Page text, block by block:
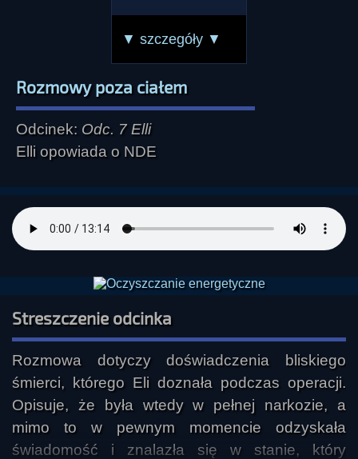
▼ szczegóły ▼
Rozmowy poza ciałem
Odcinek: Odc. 7 Elli
Elli opowiada o NDE
Streszczenie odcinka
Rozmowa dotyczy doświadczenia bliskiego
śmierci, którego Eli doznała podczas operacji.
Opisuje, że była wtedy w pełnej narkozie, a
mimo to w pewnym momencie odzyskała
świadomość i znalazła się w stanie, który